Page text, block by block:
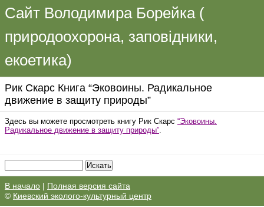
Сайт Володимира Борейка (
природоохорона, заповідники,
екоетика)
Рик Скарс Книга “Эковоины. Радикальное
движение в защиту природы”
Здесь вы можете просмотреть книгу Рик Скарс “Эковоины.
Радикальное движение в защиту природы”.
В начало | Полная версия сайта
© Киевский эколого-культурный центр